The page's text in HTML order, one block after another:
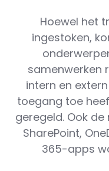
Hoewel het
ingestoken,
samenwerken
intern en
toegang toe
geregeld. Ook
SharePoint,
365-apps